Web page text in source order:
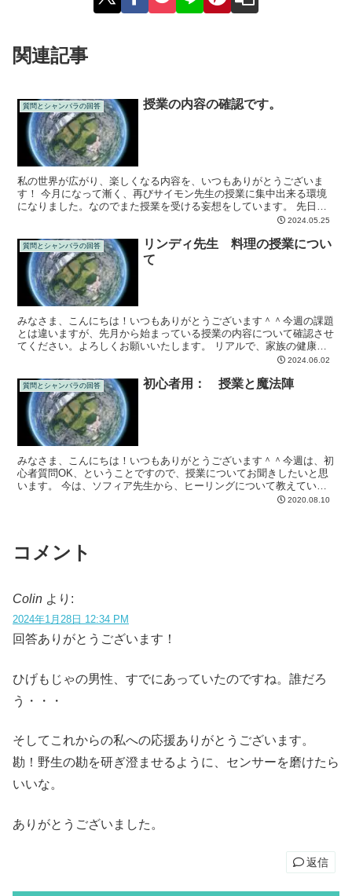
関連記事
質問とシャンバラの回答 授業の内容の確認です。
私の世界が広がり、楽しくなる内容を、いつもありがとうございま
す！ 今月になって漸く、再びサイモン先生の授業に集中出来る環境
になりました。なのでまた授業を受ける妄想をしています。 先日の
授業では、激動の今の世の中を流されないよう、お世話になっ...
2024.05.25
質問とシャンバラの回答
リンディ先生 料理の授業につい
て
みなさま、こんにちは！いつもありがとうございます＾＾今週の課題
とは違いますが、先月から始まっている授業の内容について確認させ
てください。よろしくお願いいたします。 リアルで、家族の健康の
ため栄養の勉強をはじめたのをきっかけに、リンディ先生か...2024.06.02
質問とシャンバラの回答 初心者用： 授業と魔法陣
みなさま、こんにちは！いつもありがとうございます＾＾今週は、初
心者質問OK、ということですので、授業についてお聞きしたいと思
います。 今は、ソフィア先生から、ヒーリングについて教えていた
だいていると思っています。でも、実際は、豪雨をとめる魔...2020.08.10
コメント
Colin より:
2024年1月28日 12:34 PM
回答ありがとうございます！
ひげもじゃの男性、すでにあっていたのですね。誰だろ
う・・・
そしてこれからの私への応援ありがとうございます。
勘！野生の勘を研ぎ澄ませるように、センサーを磨けたら
いいな。
ありがとうございました。
返信